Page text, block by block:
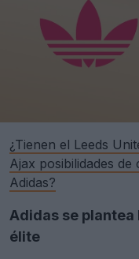
¿Tienen el Leeds
Ajax posibilidades
Adidas?
Adidas se plantea
élite